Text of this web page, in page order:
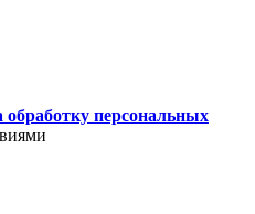
обработку персональных